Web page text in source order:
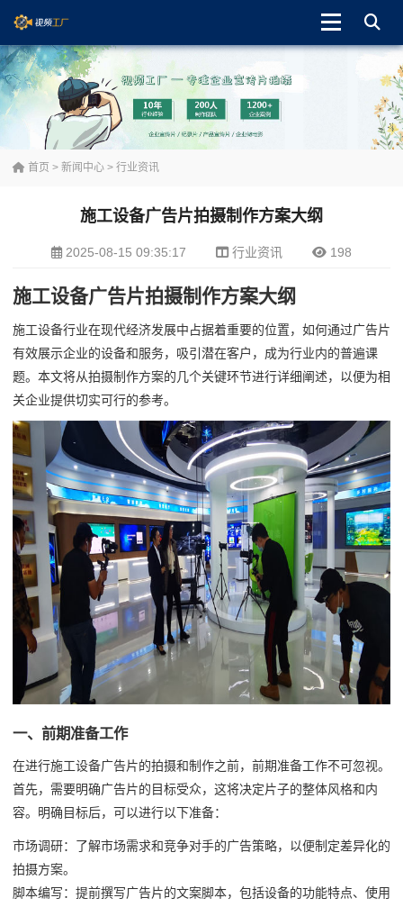
首页 > 新闻中心 > 行业资讯
施工设备广告片拍摄制作方案大纲
2025-08-15 09:35:17 行业资讯 198
施工设备广告片拍摄制作方案大纲
施工设备行业在现代经济发展中占据着重要的位置，如何通过广告片
有效展示企业的设备和服务，吸引潜在客户，成为行业内的普遍课
题。本文将从拍摄制作方案的几个关键环节进行详细阐述，以便为相
关企业提供切实可行的参考。
一、前期准备工作
在进行施工设备广告片的拍摄和制作之前，前期准备工作不可忽视。
首先，需要明确广告片的目标受众，这将决定片子的整体风格和内
容。明确目标后，可以进行以下准备：
市场调研：了解市场需求和竞争对手的广告策略，以便制定差异化的
拍摄方案。
脚本编写：提前撰写广告片的文案脚本，包括设备的功能特点、使用